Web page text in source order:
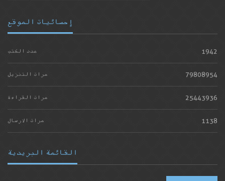
إحصائيات الموقع
عدد الكتب 1942
مرات التنزيل 79808954
مرات القراءة 25443936
مرات الارسال 1138
القائمة البريدية